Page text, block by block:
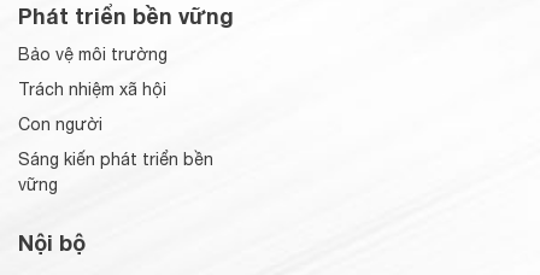
Phát triển bền vững
Bảo vệ môi trường
Trách nhiệm xã hội
Con người
Sáng kiến phát triển bền
vững
Nội bộ